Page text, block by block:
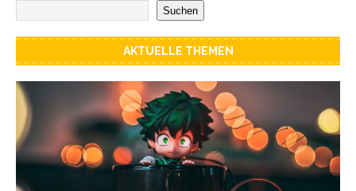
Suchen
AKTUELLE THEMEN